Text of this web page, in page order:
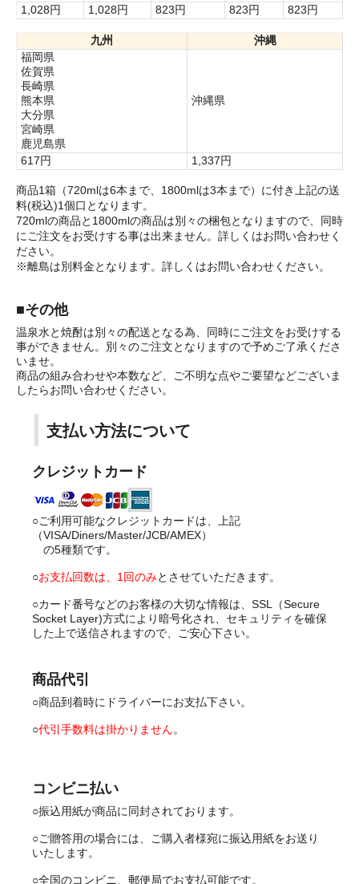
1,028円 1,028円 823円 823円 823円
九州
沖縄
福岡県
佐賀県
長崎県
熊本県
大分県
宮崎県
鹿児島県
沖縄県
617円 1,337円
商品1箱（720mlは6本まで、1800mlは3本まで）に付き上記の送
料(税込)1個口となります。
720mlの商品と1800mlの商品は別々の梱包となりますので、同時
にご注文をお受けする事は出来ません。詳しくはお問い合わせく
ださい。
※離島は別料金となります。詳しくはお問い合わせください。
■その他
温泉水と焼酎は別々の配送となる為、同時にご注文をお受けする
事ができません。別々のご注文となりますので予めご了承くださ
いませ。
商品の組み合わせや本数など、ご不明な点やご要望などございま
したらお問い合わせください。
支払い方法について
クレジットカード
○ご利用可能なクレジットカードは、上記
（VISA/Diners/Master/JCB/AMEX）
の5種類です。
○お支払回数は、1回のみとさせていただきます。
○カード番号などのお客様の大切な情報は、SSL（Secure
Socket Layer)方式により暗号化され、セキュリティを確保
した上で送信されますので、ご安心下さい。
商品代引
○商品到着時にドライバーにお支払下さい。
○代引手数料は掛かりません。
コンビニ払い
○振込用紙が商品に同封されております。
○ご贈答用の場合には、ご購入者様宛に振込用紙をお送り
いたします。
○全国のコンビニ、郵便局でお支払可能です。